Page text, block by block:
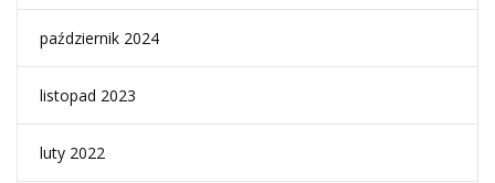
październik 2024
listopad 2023
luty 2022